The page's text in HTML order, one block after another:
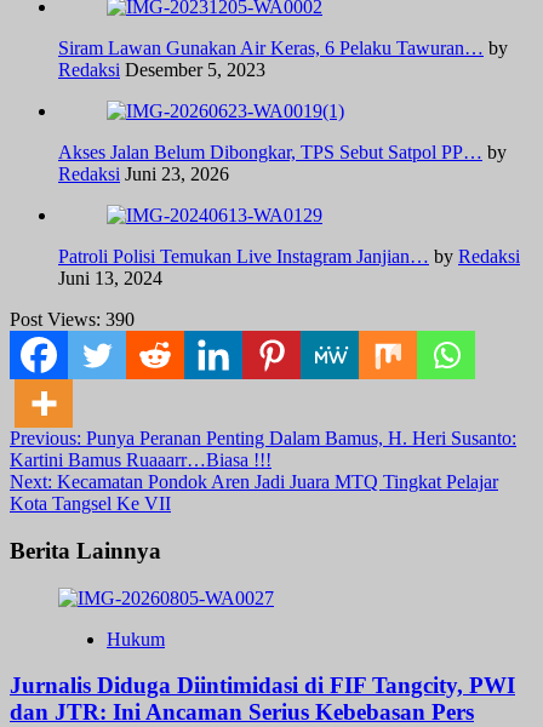
Siram Lawan Gunakan Air Keras, 6 Pelaku Tawuran… by
Redaksi Desember 5, 2023
Akses Jalan Belum Dibongkar, TPS Sebut Satpol PP… by
Redaksi Juni 23, 2026
Patroli Polisi Temukan Live Instagram Janjian… by Redaksi
Juni 13, 2024
Post Views: 390
Post
navigation
Previous: Punya Peranan Penting Dalam Bamus, H. Heri Susanto:
Kartini Bamus Ruaaarr…Biasa !!!
Next: Kecamatan Pondok Aren Jadi Juara MTQ Tingkat Pelajar
Kota Tangsel Ke VII
Berita Lainnya
Hukum
Jurnalis Diduga Diintimidasi di FIF Tangcity, PWI
dan JTR: Ini Ancaman Serius Kebebasan Pers